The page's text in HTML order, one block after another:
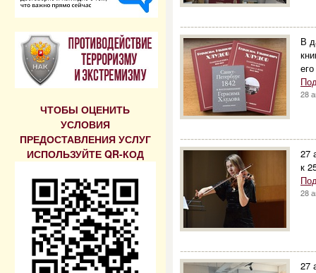
ЧТОБЫ ОЦЕНИТЬ
УСЛОВИЯ
ПРЕДОСТАВЛЕНИЯ УСЛУГ
ИСПОЛЬЗУЙТЕ QR-КОД
В
28
27
к
28
27